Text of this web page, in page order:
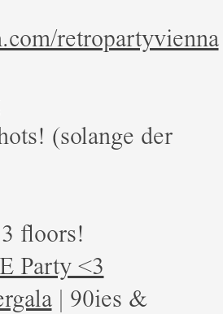
retropartyvienna
(solange der
floors!
Party <3
| 90ies &